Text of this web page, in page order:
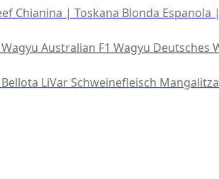
Chianina | Toskana Blonda Espanola
Australian F1 Wagyu Deutsches
LiVar Schweinefleisch